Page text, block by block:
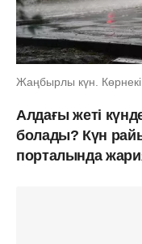
Жаңбырлы күн.
Алдағы жеті
болады? Күн
порталында